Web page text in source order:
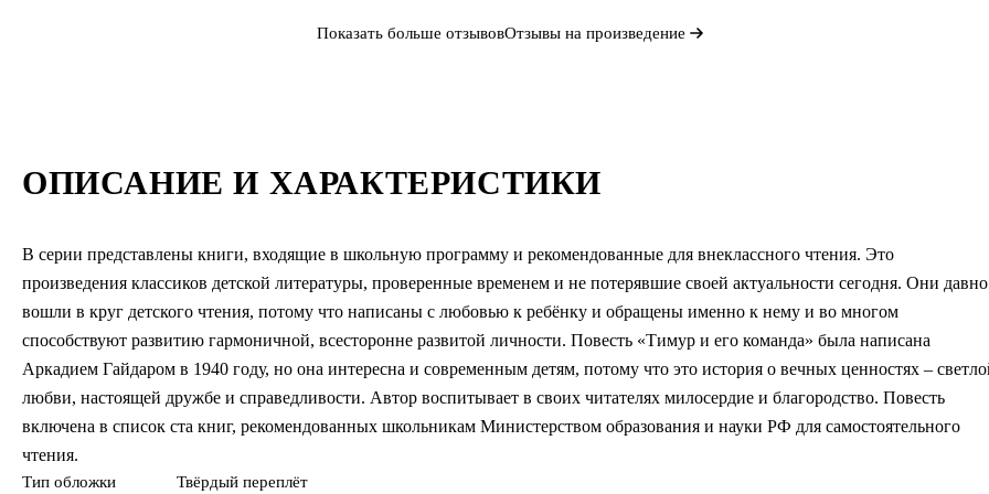
ОПИСАНИЕ И ХАРАКТЕРИСТИКИ
В серии представлены книги, входящие в школьную программу и рекомендованные для внеклассного чтения. Это
произведения классиков детской литературы, проверенные временем и не потерявшие своей актуальности сегодня. Они давно
вошли в круг детского чтения, потому что написаны с любовью к ребёнку и обращены именно к нему и во многом
способствуют развитию гармоничной, всесторонне развитой личности. Повесть «Тимур и его команда» была написана
Аркадием Гайдаром в 1940 году, но она интересна и современным детям, потому что это история о вечных ценностях –
любви, настоящей дружбе и справедливости. Автор воспитывает в своих читателях милосердие и благородство. Повесть
включена в список ста книг, рекомендованных школьникам Министерством образования и науки РФ для самостоятельного
чтения.
Тип обложки Твёрдый переплёт
Показать больше отзывовОтзывы на произведение